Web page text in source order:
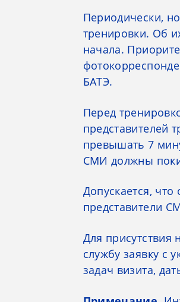
Периодически,
тренировки. Об
начала.
БАТЭ.
Перед
представителей
превышать 7
СМИ должны
Допускается,
представители
Для присутствия
службу заявку с
задач визита,